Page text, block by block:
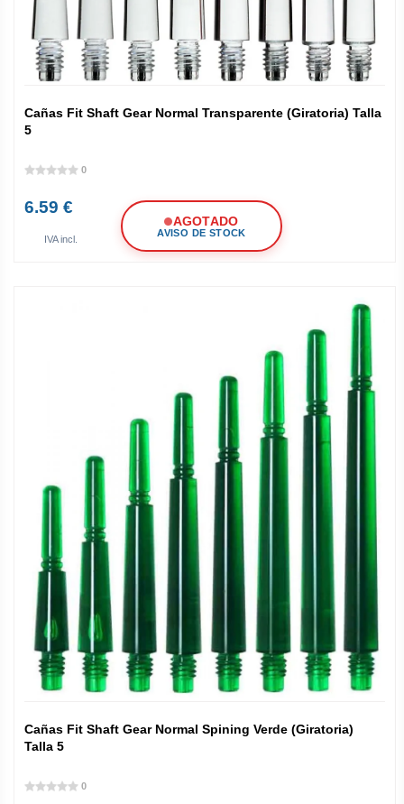
Cañas Fit Shaft Gear Normal Transparente (Giratoria) Talla
5
0
6.59 €
IVA incl.
AGOTADO
AVISO DE STOCK
Cañas Fit Shaft Gear Normal Spining Verde (Giratoria)
Talla 5
0